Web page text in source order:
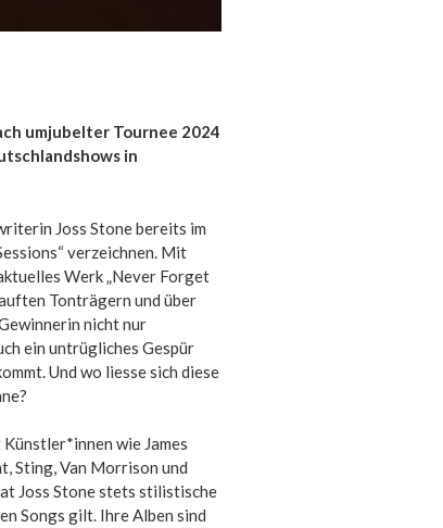
umjubelter Tournee 2024
in
Joss Stone bereits im
verzeichnen. Mit
Werk „Never Forget
Tonträgern und über
nicht nur
ein untrügliches Gespür
Und wo liesse sich diese
wie James
Sting, Van Morrison und
Joss Stone stets stilistische
Songs gilt. Ihre Alben sind